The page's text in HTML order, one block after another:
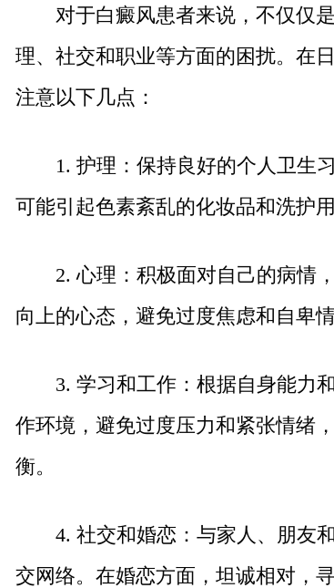
对于白癜风患者来说，不仅仅是
理、社交和职业等方面的困扰。在
注意以下几点：
1. 护理：保持良好的个人卫生习
可能引起色素紊乱的化妆品和洗护用
2. 心理：积极面对自己的病情
向上的心态，避免过度焦虑和自卑情
3. 学习和工作：根据自身能力和
作环境，避免过度压力和紧张情绪
衡。
4. 社交和婚恋：与家人、朋友和
交网络。在婚恋方面，坦诚相对，